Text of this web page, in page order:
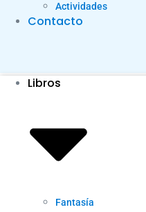
Actividades
Contacto
Libros
Fantasía